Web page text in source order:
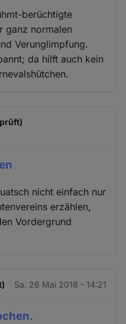
berüchtigte
ganz normalen
Verunglimpfung.
da hilft auch kein
nicht einfach nur
erzählen,
Vordergrund
Sa. 26 Mai 2018 - 14:21